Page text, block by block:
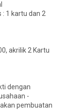
: 1 kartu dan 2
akrilik 2 Kartu
dengan
-
pembuatan